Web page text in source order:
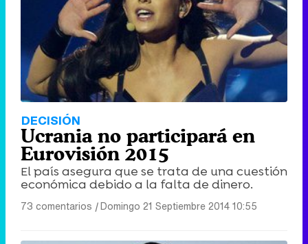
DECISIÓN
Ucrania no participará en
Eurovisión 2015
El país asegura que se trata de una cuestión
económica debido a la falta de dinero.
73 comentarios |Domingo 21 Septiembre 2014 10:55